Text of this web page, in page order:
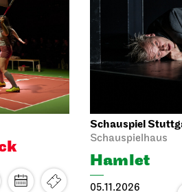
Einblicke
14:15 - 15:45